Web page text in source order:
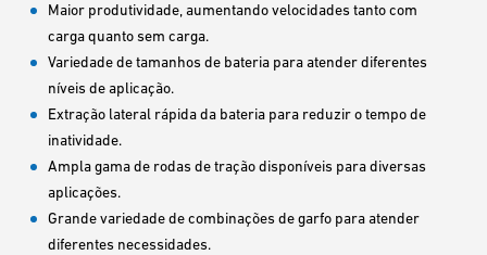
Maior produtividade, aumentando velocidades tanto com
carga quanto sem carga.
Variedade de tamanhos de bateria para atender diferentes
níveis de aplicação.
Extração lateral rápida da bateria para reduzir o tempo de
inatividade.
Ampla gama de rodas de tração disponíveis para diversas
aplicações.
Grande variedade de combinações de garfo para atender
diferentes necessidades.